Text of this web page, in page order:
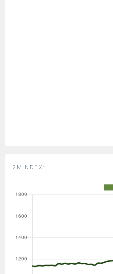
2MINDEX: